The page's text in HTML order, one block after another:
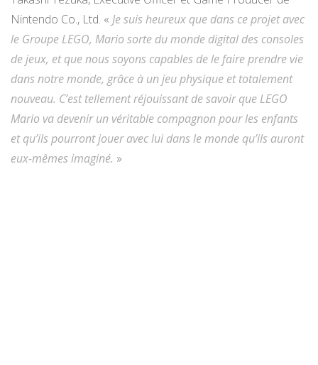
Nintendo Co., Ltd. « Je suis heureux que dans ce projet avec
le Groupe LEGO, Mario sorte du monde digital des consoles
de jeux, et que nous soyons capables de le faire prendre vie
dans notre monde, grâce à un jeu physique et totalement
nouveau. C’est tellement réjouissant de savoir que LEGO
Mario va devenir un véritable compagnon pour les enfants
et qu’ils pourront jouer avec lui dans le monde qu’ils auront
eux-mêmes imaginé. »